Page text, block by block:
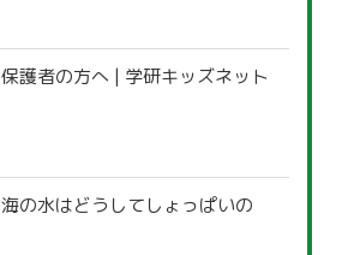
保護者の方へ | 学研キッズネット
海の水はどうしてしょっぱいの